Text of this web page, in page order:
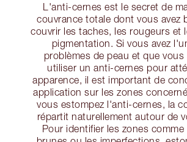
L'anti-cernes est le secret de
couvrance totale dont vous avez
couvrir les taches, les rougeurs et
pigmentation. Si vous avez
problèmes de peau et que
utiliser un anti-cernes pour
apparence, il est important de
application sur les zones
vous estompez l'anti-cernes, la
répartit naturellement autour de
Pour identifier les zones comme